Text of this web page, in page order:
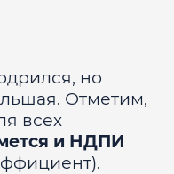
но
Отметим,
всех
и НДПИ